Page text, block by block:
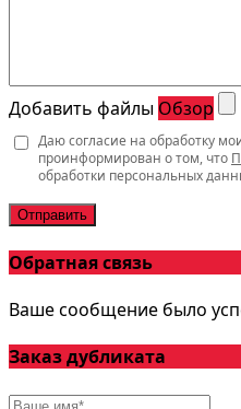
Добавить файлы Обзор
Даю согласие на обработку
проинформирован о том, что
обработки персональных
Отправить
Обратная связь
Ваше сообщение было
Заказ дубликата